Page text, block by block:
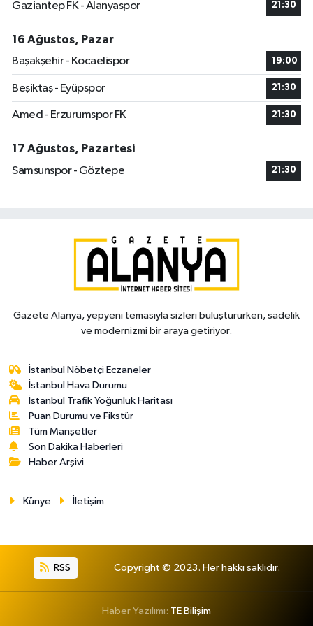
Gaziantep FK - Alanyaspor 21:30
16 Ağustos, Pazar
Başakşehir - Kocaelispor
19:00
Beşiktaş - Eyüpspor 21:30
Amed - Erzurumspor FK 21:30
17 Ağustos, Pazartesi
Samsunspor - Göztepe
21:30
Gazete Alanya, yepyeni temasıyla sizleri buluştururken, sadelik
ve modernizmi bir araya getiriyor.
İstanbul Nöbetçi Eczaneler
İstanbul Hava Durumu
İstanbul Trafik Yoğunluk Haritası
Puan Durumu ve Fikstür
Tüm Manşetler
Son Dakika Haberleri
Haber Arşivi
Künye İletişim
RSS Copyright © 2023. Her hakkı saklıdır.
Haber Yazılımı: TE Bilişim